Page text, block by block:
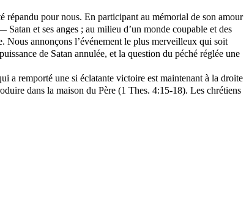
répandu pour nous. En participant au mémorial de son amour
Satan et ses anges ; au milieu d’un monde coupable et des
Nous annonçons l’événement le plus merveilleux qui soit
de Satan annulée, et la question du péché réglée une
a remporté une si éclatante victoire est maintenant à la droite
dans la maison du Père (1 Thes. 4:15-18). Les chrétiens